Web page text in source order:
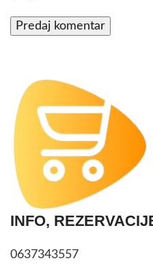
INFO,
0637343557